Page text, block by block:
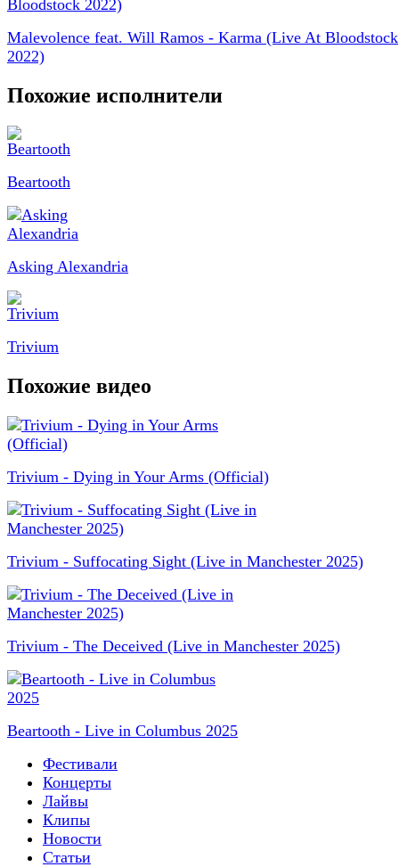
Malevolence feat. Will Ramos - Karma (Live At Bloodstock
2022)
Похожие исполнители
Beartooth
Asking Alexandria
Trivium
Похожие видео
Trivium - Dying in Your Arms (Official)
Trivium - Suffocating Sight (Live in Manchester 2025)
Trivium - The Deceived (Live in Manchester 2025)
Beartooth - Live in Columbus 2025
Фестивали
Концерты
Лайвы
Клипы
Новости
Статьи